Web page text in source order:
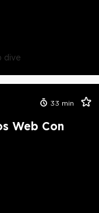
dive
33 min
Web Con